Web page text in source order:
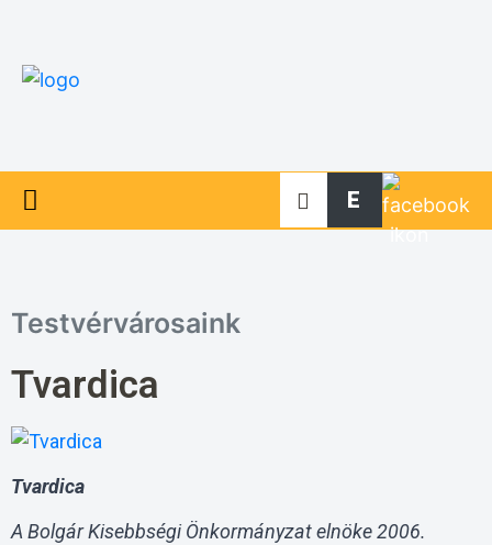
E
Testvérvárosaink
Tvardica
Tvardica
A Bolgár Kisebbségi Önkormányzat elnöke 2006.